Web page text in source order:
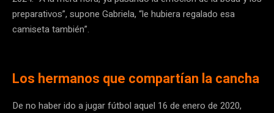
preparativos”, supone Gabriela, “le hubiera regalado esa
camiseta también”.
Los hermanos que compartían la cancha
De no haber ido a jugar fútbol aquel 16 de enero de 2020,